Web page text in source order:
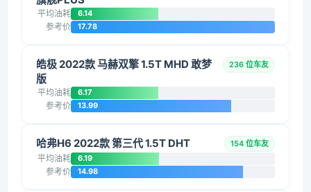
平均油耗 6.14
参考价 17.78
皓极 2022款 马赫双擎 1.5T MHD 敢梦
版
236 位车友
平均油耗 6.17
参考价 13.99
哈弗H6 2022款 第三代 1.5T DHT 154 位车友
平均油耗 6.19
参考价 14.98